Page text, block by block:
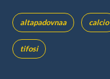
altapadovnaa calcio
tifosi